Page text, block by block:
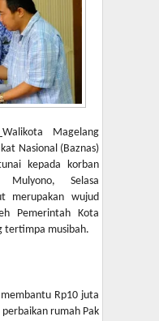
Magelang
Nasional (Baznas)
kepada korban
Selasa
merupakan wujud
Pemerintah Kota
tertimpa musibah.
Rp10 juta
rumah Pak